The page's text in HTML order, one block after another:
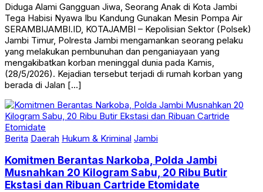
Diduga Alami Gangguan Jiwa, Seorang Anak di Kota Jambi
Tega Habisi Nyawa Ibu Kandung Gunakan Mesin Pompa Air
SERAMBIJAMBI.ID, KOTAJAMBI – Kepolisian Sektor (Polsek)
Jambi Timur, Polresta Jambi mengamankan seorang pelaku
yang melakukan pembunuhan dan penganiayaan yang
mengakibatkan korban meninggal dunia pada Kamis,
(28/5/2026). Kejadian tersebut terjadi di rumah korban yang
berada di Jalan […]
Berita Daerah Hukum & Kriminal Jambi
Komitmen Berantas Narkoba, Polda Jambi
Musnahkan 20 Kilogram Sabu, 20 Ribu Butir
Ekstasi dan Ribuan Cartride Etomidate